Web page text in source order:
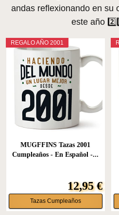
andas reflexionando en su
este año
REGALO AÑO 2001
MUGFFINS Tazas 2001
Cumpleaños - En Español -...
12,95 €
Tazas Cumpleaños